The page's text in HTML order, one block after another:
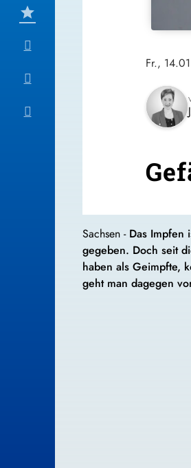
Fr.,
Sachsen - Das Impfen
gegeben. Doch seit
haben als Geimpfte,
geht man dagegen